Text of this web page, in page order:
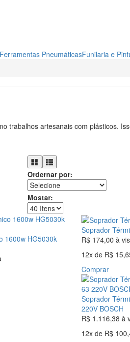
Ferramentas PneumáticasFunilaria e
trabalhos artesanais com plásticos.
Ordernar por:
Mostar:
1600w HG5030k
Soprador
R$ 174,00 à
12xde R$
Comprar
Soprador
220V BOSCH
R$ 1.116,38 à
12xde R$